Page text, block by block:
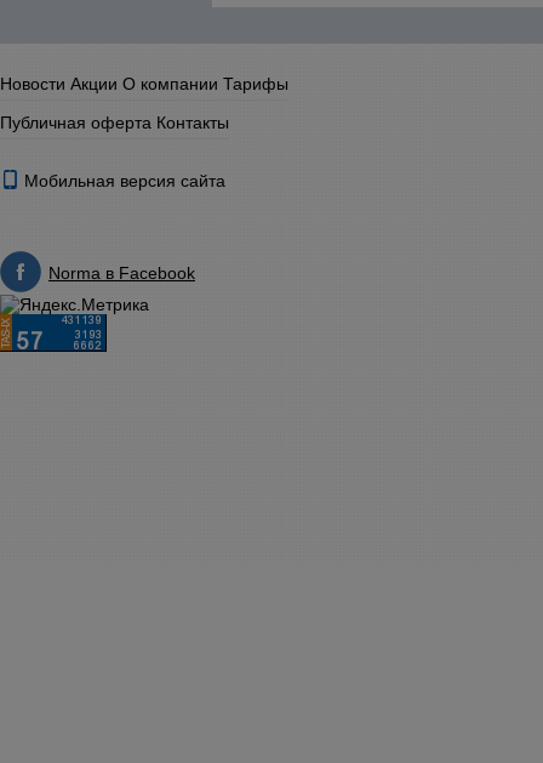
Новости Акции О компании Тарифы
Публичная оферта Контакты
Мобильная версия сайта
Norma в Facebook